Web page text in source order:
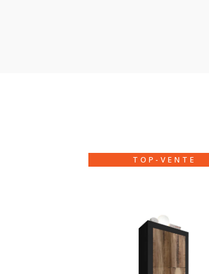
TOP-VENTE